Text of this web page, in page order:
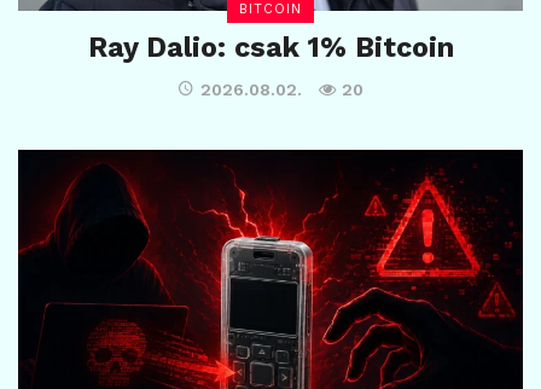
BITCOIN
Ray Dalio: csak 1% Bitcoin
2026.08.02. 20